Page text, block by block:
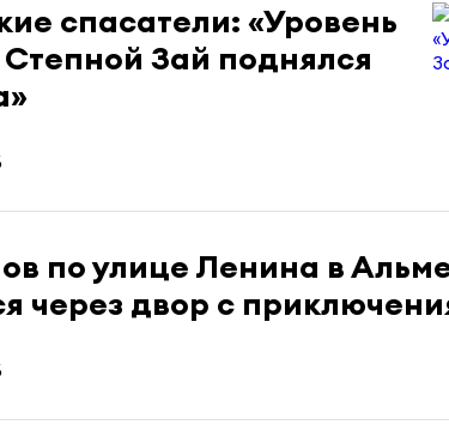
спасатели: «Уровень
Зай поднялся
по улице Ленина в
через двор с